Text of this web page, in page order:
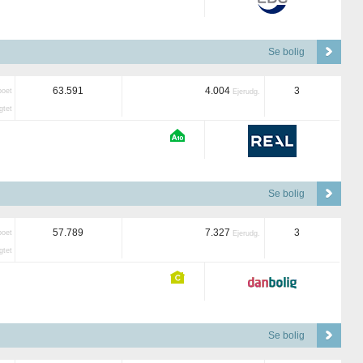
Se bolig
63.591 4.004 Ejerudg. 3
Se bolig
57.789 7.327 Ejerudg. 3
Se bolig